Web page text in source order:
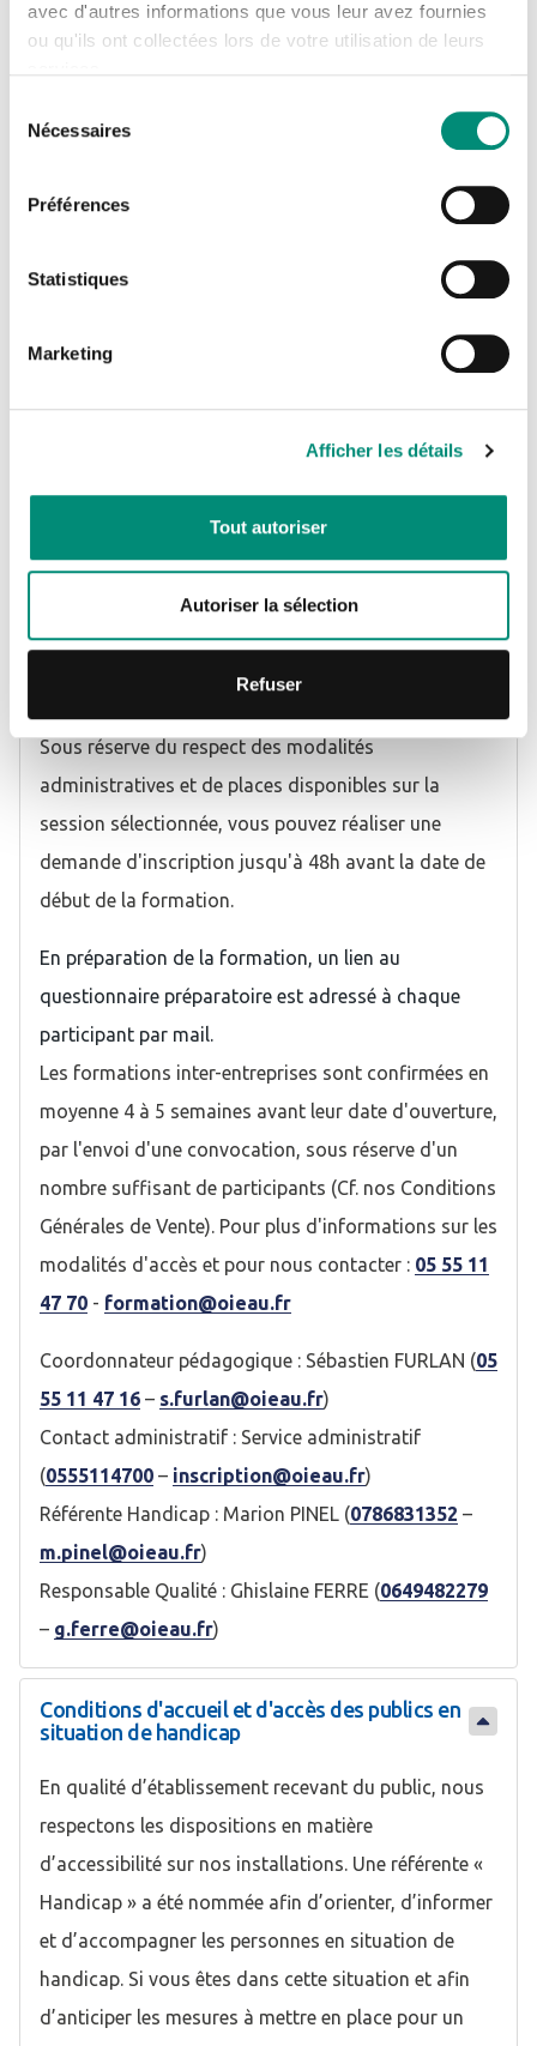
avec d'autres informations que vous leur avez fournies
ou qu'ils ont collectées lors de votre utilisation de leurs
Nécessaires
Préférences
Statistiques
Marketing
Afficher les détails
Tout autoriser
Autoriser la sélection
Refuser
Comment venir ?
La Souterraine
Direction La Souterraine
TOUT SAVOIR SUR LE SITE DE LA SOUTERRAINE
INFORMATIONS COMPLÉMENTAIRES
Modalités et délais d'accès - Contacts
Pour vous inscrire à la formation, cliquer sur le lien
"S'inscrire", puis suivre la procédure de pré-
Sous réserve du respect des modalités
administratives et de places disponibles sur la
session sélectionnée, vous pouvez réaliser une
demande d'inscription jusqu'à 48h avant la date de
début de la formation.
En préparation de la formation, un lien au
questionnaire préparatoire est adressé à chaque
participant par mail.
Les formations inter-entreprises sont confirmées en
moyenne 4 à 5 semaines avant leur date d'ouverture,
par l'envoi d'une convocation, sous réserve d'un
nombre suffisant de participants (Cf. nos Conditions
Générales de Vente). Pour plus d'informations sur les
modalités d'accès et pour nous contacter : 05 55 11
47 70 - formation@oieau.fr
Coordonnateur pédagogique : Sébastien FURLAN (05
55 11 47 16 – s.furlan@oieau.fr)
Contact administratif : Service administratif
(0555114700 – inscription@oieau.fr)
Référente Handicap : Marion PINEL (0786831352 –
m.pinel@oieau.fr)
Responsable Qualité : Ghislaine FERRE (0649482279
– g.ferre@oieau.fr)
Conditions d'accueil et d'accès des publics en
situation de handicap
En qualité d’établissement recevant du public, nous
respectons les dispositions en matière
d’accessibilité sur nos installations. Une référente «
Handicap » a été nommée afin d’orienter, d’informer
et d’accompagner les personnes en situation de
handicap. Si vous êtes dans cette situation et afin
d’anticiper les mesures à mettre en place pour un
Adresse email *
Je n'ai pas de compte
CRÉER UN COMPTE